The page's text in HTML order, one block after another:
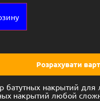
Розрахувати
батутных накрытий для
накрытий любой